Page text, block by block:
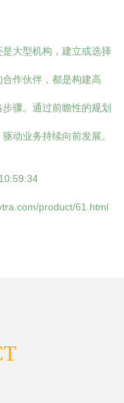
大型机构，建立或选择
作伙伴，都是构建高
骤。通过前瞻性的规划
动业务持续向前发展。
product/61.html